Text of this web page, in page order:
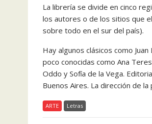
La librería se divide en cinco
los autores o de los sitios que
sobre todo en el sur del país).
Hay algunos clásicos como
poco conocidas como Ana
Oddo y Sofía de la Vega.
Buenos Aires. La dirección de la
ARTE Letras